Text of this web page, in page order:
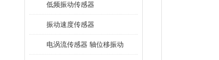
低频振动传感器
振动速度传感器
电涡流传感器 轴位移振动